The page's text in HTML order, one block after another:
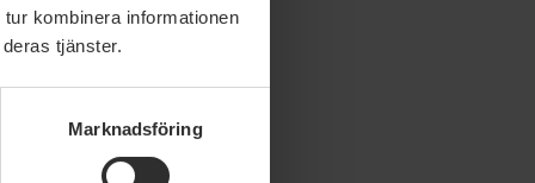
kombinera informationen
tjänster.
Marknadsföring